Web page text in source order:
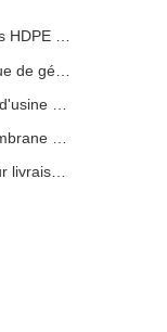
Les 7 meilleures géomembranes HDPE 2mm : liste
Fabricant de géomembrane pour livraison de projet